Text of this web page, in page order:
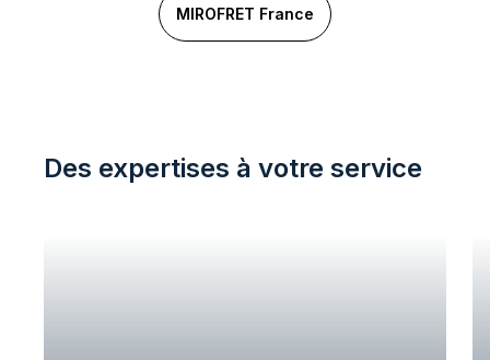
MIROFRET France
Des expertises à votre service